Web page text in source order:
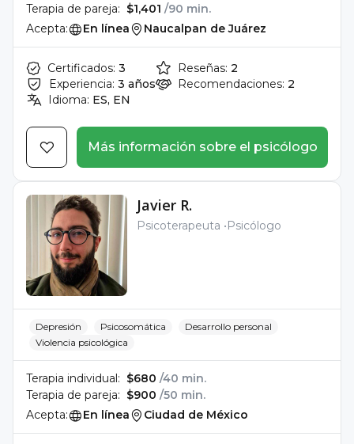
Terapia de pareja: $1,401 /90 min.
Acepta:
En línea Naucalpan de Juárez
Certificados: 3
Experiencia: 3 años
Idioma: ES, EN
Reseñas: 2
Recomendaciones: 2
Más información sobre el psicólogo
Javier R.
Psicoterapeuta Psicólogo
Depresión Psicosomática
Desarrollo personal
Violencia psicológica
Terapia individual: $680 /40 min.
Terapia de pareja: $900 /50 min.
Acepta:
En línea Ciudad de México